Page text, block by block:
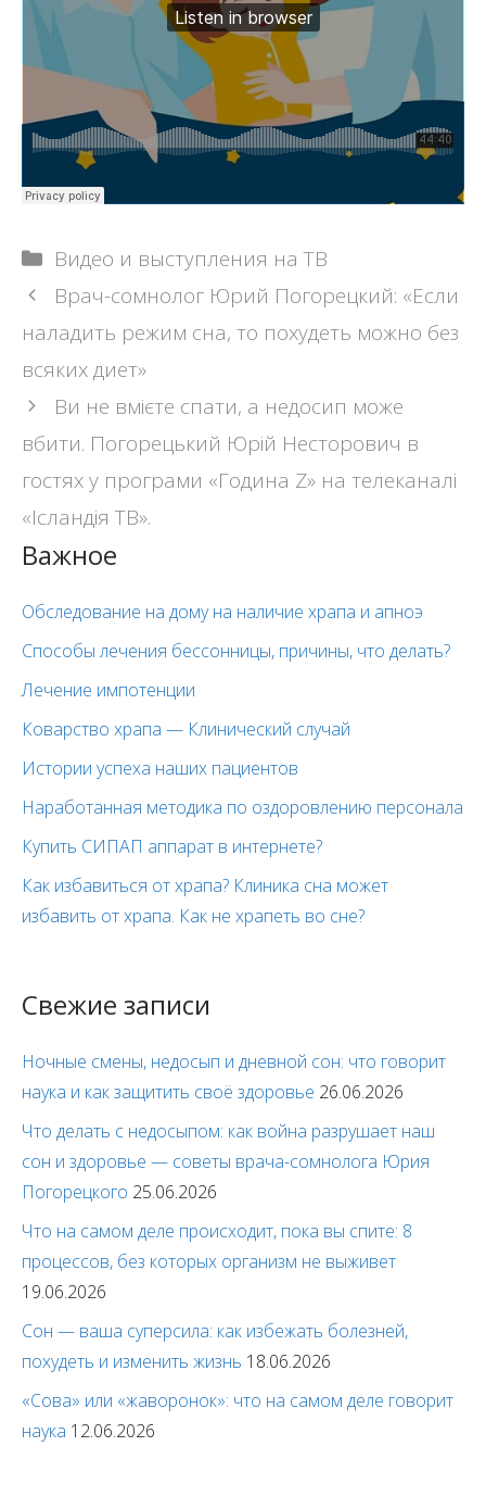
Рубрики
Видео и выступления на ТВ
Навигация
Врач-сомнолог Юрий Погорецкий: «Если
наладить режим сна, то похудеть можно без
всяких диет»
Ви не вмієте спати, а недосип може
вбити. Погорецький Юрій Несторович в
гостях у програми «Година Z» на телеканалі
«Ісландія ТВ».
Важное
Обследование на дому на наличие храпа и апноэ
Способы лечения бессонницы, причины, что делать?
Лечение импотенции
Коварство храпа — Клинический случай
Истории успеха наших пациентов
Наработанная методика по оздоровлению персонала
Купить СИПАП аппарат в интернете?
Как избавиться от храпа? Клиника сна может
избавить от храпа. Как не храпеть во сне?
Свежие записи
Ночные смены, недосып и дневной сон: что говорит
наука и как защитить своё здоровье 26.06.2026
Что делать с недосыпом: как война разрушает наш
сон и здоровье — советы врача-сомнолога Юрия
Погорецкого 25.06.2026
Что на самом деле происходит, пока вы спите: 8
процессов, без которых организм не выживет
19.06.2026
Сон — ваша суперсила: как избежать болезней,
похудеть и изменить жизнь 18.06.2026
«Сова» или «жаворонок»: что на самом деле говорит
наука 12.06.2026